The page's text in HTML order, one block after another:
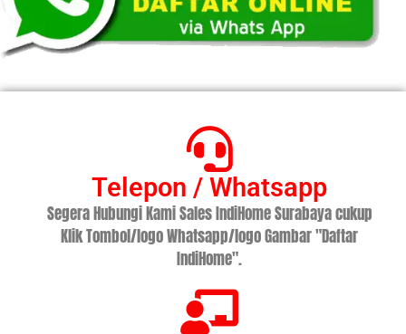
Telepon / Whatsapp
Segera Hubungi Kami Sales IndiHome Surabaya cukup
Klik Tombol/logo Whatsapp/logo Gambar "Daftar
IndiHome".